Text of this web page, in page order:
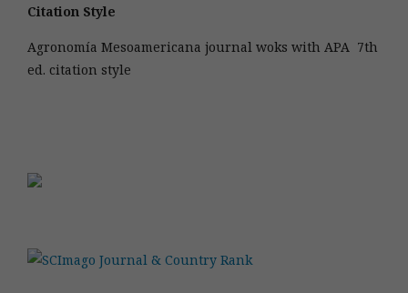
Citation Style
Agronomía Mesoamericana journal woks with APA 7th
ed. citation style